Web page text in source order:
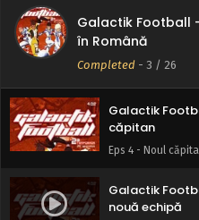
Galactik Football
în Română
Completed - 3 / 26
Galactik
Întoarcerea
Eps 5 -
Galactik
căpitan
Eps 4 - Noul
Galactik
nouă echipă